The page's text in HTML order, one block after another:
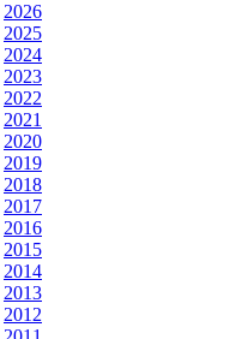
2026
2025
2024
2023
2022
2021
2020
2019
2018
2017
2016
2015
2014
2013
2012